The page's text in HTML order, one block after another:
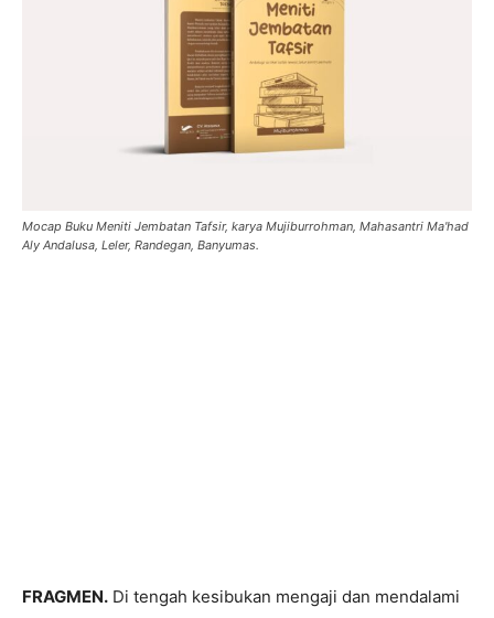
Mocap Buku Meniti Jembatan Tafsir, karya Mujiburrohman, Mahasantri Ma'had
Aly Andalusa, Leler, Randegan, Banyumas.
FRAGMEN. Di tengah kesibukan mengaji dan mendalami